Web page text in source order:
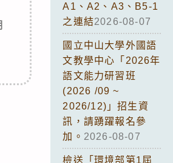
A1、A2、A3、B5-1
之連結2026-08-07
國立中山大學外國語
文教學中心「2026年
語文能力研習班
(2026 /09 ~
2026/12)」招生資
訊，請踴躍報名參
加。 2026-08-07
檢送「環境部第1屆